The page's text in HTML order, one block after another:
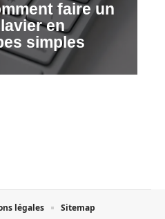
faire un
en
simples
légales Sitemap